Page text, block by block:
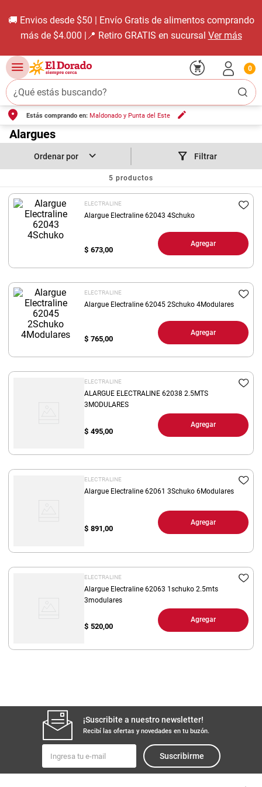
🚚 Envios desde $50 | Envío Gratis de alimentos comprando
más de $4.000 |📍 Retiro GRATIS en sucursal Ver más
¿Qué estás buscando?
0
Estás comprando en: Maldonado y Punta del Este
Alargues
Filtrar
5 productos
ELECTRALINE
Alargue Electraline 62043 4Schuko
$ 673,00
Agregar
ELECTRALINE
Alargue Electraline 62045 2Schuko 4Modulares
$ 765,00
Agregar
ELECTRALINE
ALARGUE ELECTRALINE 62038 2.5MTS
3MODULARES
$ 495,00
Agregar
ELECTRALINE
Alargue Electraline 62061 3Schuko 6Modulares
$ 891,00
Agregar
ELECTRALINE
Alargue Electraline 62063 1schuko 2.5mts
3modulares
$ 520,00
Agregar
¡Suscribite a nuestro newsletter!
Recibí las ofertas y novedades en tu buzón.
Suscribirme
TÉRMINOS MÁS BUSCADOS
leche
4. queso
5. pollo
. bondiola
. fideos